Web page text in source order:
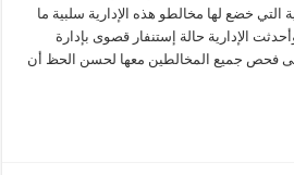
التي خضع لها مخالطو هذه الإدارية سلبية ما
الإدارية حالة إستنفار قصوى بإدارة
فحص جميع المخالطين معها لحسن الحظ أن